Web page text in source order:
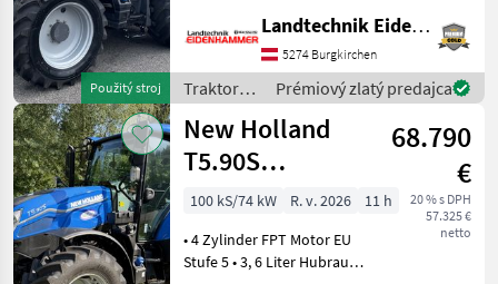
Použitý stroj
Lastschaltgetriebe -
Powershuttle - gefederte
Vorderachse - gefederte
Komfortkabine mit Klimaan
Landtechnik Eidenhammer GmbH
5274 Burgkirchen
Traktory /
Massey
Ferguson
Prémiový zlatý predajca
New Holland
T5.90S
Powershuttle
68.790
€
20 % s DPH
57.325 €
netto
100 kS/74 kW R. v. 2026
11 h
• 4 Zylinder FPT Motor EU
Stufe 5 • 3, 6 Liter Hubraum